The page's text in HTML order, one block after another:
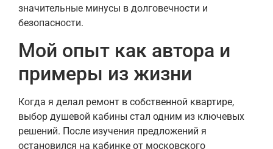
значительные минусы в долговечности и
безопасности.
Мой опыт как автора и
примеры из жизни
Когда я делал ремонт в собственной квартире,
выбор душевой кабины стал одним из ключевых
решений. После изучения предложений я
остановился на кабинке от московского